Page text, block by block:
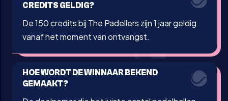
CREDITS GELDIG?
De 150 credits bij The Padellers zijn 1 jaar geldig
vanaf het moment van ontvangst.
HOE WORDT DE WINNAAR BEKEND
GEMAAKT?